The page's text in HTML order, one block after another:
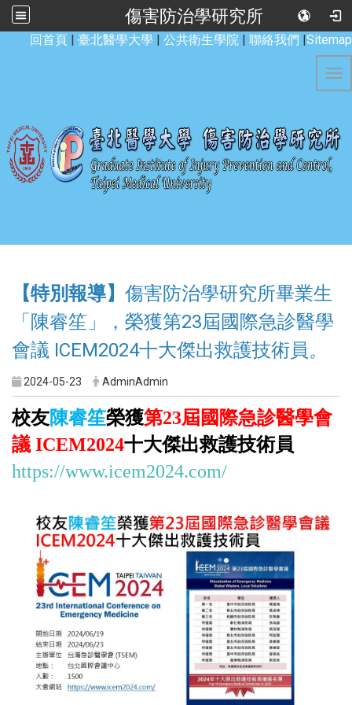
傷害防治學研究所
回首頁 | 臺北醫學大學 | 公共衛生學院 | 聯絡我們 |Sitemap
【特別報導】 傷害防治學研究所畢業生
「陳睿笙」，榮獲第23屆國際急診醫學
會議 ICEM2024十大傑出救護技術員。
2024-05-23 AdminAdmin
校友陳睿笙榮獲第23屆國際急診醫學會
議 ICEM2024十大傑出救護技術員
https://www.icem2024.com/